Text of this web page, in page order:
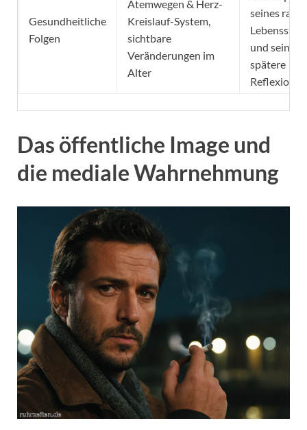
Gesundheitliche
Folgen
Atemwegen & Herz-
Kreislauf-System,
sichtbare
Veränderungen im
Alter
seines
Lebensstils
und seine
spätere
Reflexion
Das öffentliche Image und
die mediale Wahrnehmung